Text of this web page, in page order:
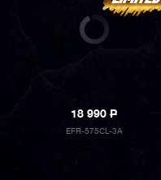
18 990P
EFR-575CL-3A